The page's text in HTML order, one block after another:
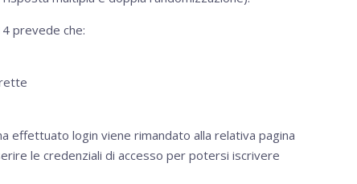
prevede che:
effettuato login viene rimandato alla relativa pagina
le credenziali di accesso per potersi iscrivere